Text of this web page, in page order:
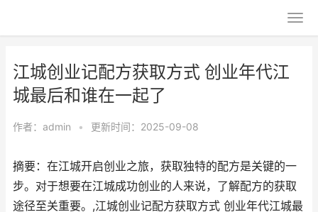
江城创业记配方获取方式 创业年代江
城最后和谁在一起了
作者： admin • 更新时间：2025-09-08
摘要：在江城开启创业之旅，获取独特的配方是关键的一
步。对于想要在江城成功创业的人来说，了解配方的获取
途径至关重要。,江城创业记配方获取方式 创业年代江城最